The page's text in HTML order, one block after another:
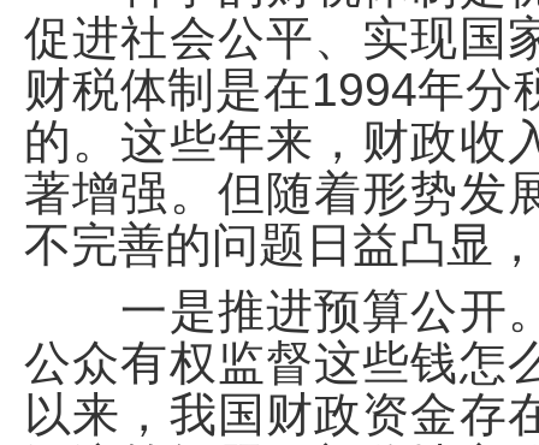
促进社会公平、实现国
财税体制是在1994年分
的。这些年来，财政收
著增强。但随着形势发
不完善的问题日益凸显
一是推进预算公开。
公众有权监督这些钱怎
以来，我国财政资金存